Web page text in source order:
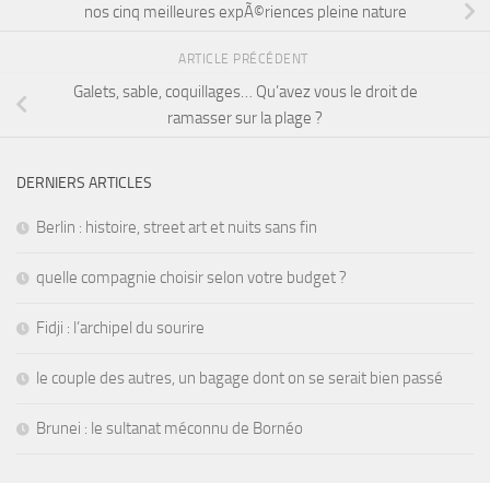
nos cinq meilleures expÃ©riences pleine nature
ARTICLE PRÉCÉDENT
Galets, sable, coquillages… Qu’avez vous le droit de
ramasser sur la plage ?
DERNIERS ARTICLES
Berlin : histoire, street art et nuits sans fin
quelle compagnie choisir selon votre budget ?
Fidji : l’archipel du sourire
le couple des autres, un bagage dont on se serait bien passé
Brunei : le sultanat méconnu de Bornéo